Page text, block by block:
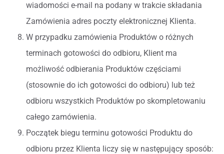
wiadomości e-mail na podany w trakcie składania
Zamówienia adres poczty elektronicznej Klienta.
W przypadku zamówienia Produktów o różnych
terminach gotowości do odbioru, Klient ma
możliwość odbierania Produktów częściami
(stosownie do ich gotowości do odbioru) lub też
odbioru wszystkich Produktów po skompletowaniu
całego zamówienia.
Początek biegu terminu gotowości Produktu do
odbioru przez Klienta liczy się w następujący sposób: